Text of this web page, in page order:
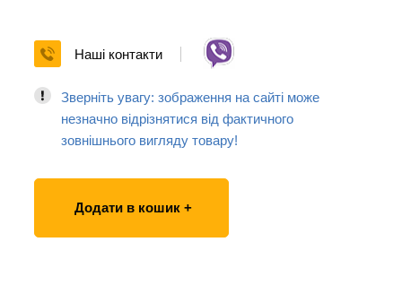
Наші контакти
Зверніть увагу: зображення на сайті може
незначно відрізнятися від фактичного
зовнішнього вигляду товару!
Додати в кошик +